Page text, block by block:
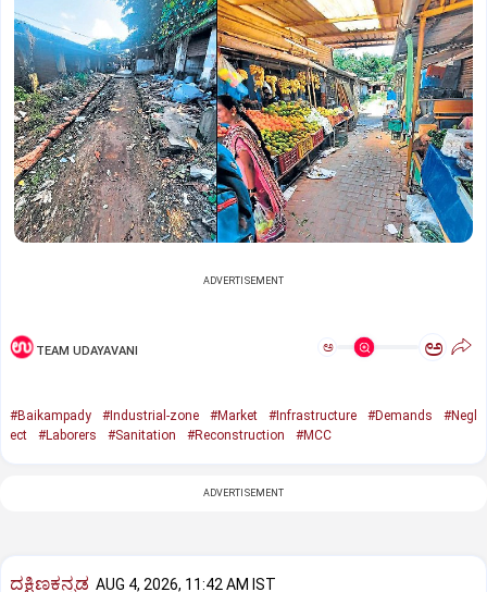
ADVERTISEMENT
TEAM UDAYAVANI ಅ ಅ
#Baikampady #Industrial-zone #Market #Infrastructure #Demands
#Negl
ect
#Laborers #Sanitation #Reconstruction #MCC
ADVERTISEMENT
ದಕ್ಷಿಣಕನ್ನಡ AUG 4, 2026, 11:42 AM IST